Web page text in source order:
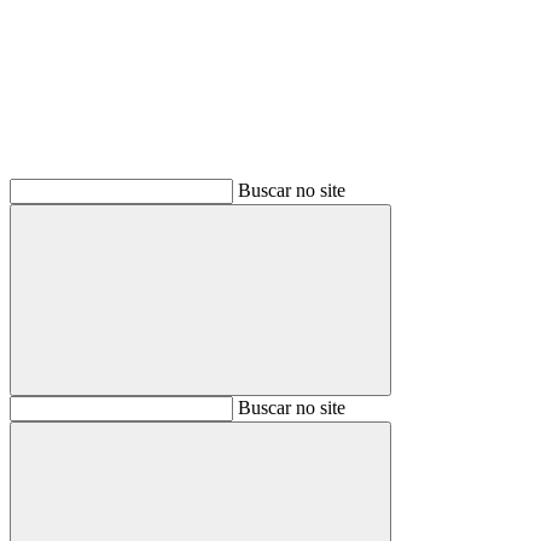
Buscar no site
BuscarBuscar no site